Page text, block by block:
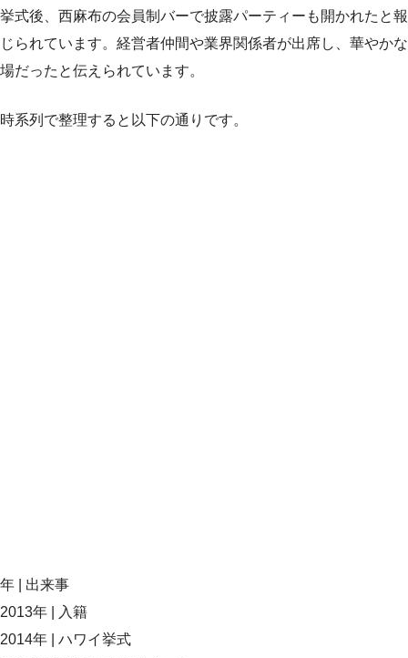
挙式後、西麻布の会員制バーで披露パーティーも開かれたと報
じられています。経営者仲間や業界関係者が出席し、華やかな
場だったと伝えられています。
時系列で整理すると以下の通りです。
年 | 出来事
2013年 | 入籍
2014年 | ハワイ挙式